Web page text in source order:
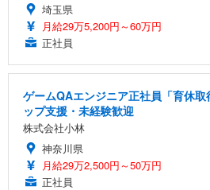
埼玉県
月給29万5,200円～60万円
正社員
ゲームQAエンジニア正社員「育休
ップ支援・未経験歓迎
株式会社小林
神奈川県
月給29万2,500円～50万円
正社員